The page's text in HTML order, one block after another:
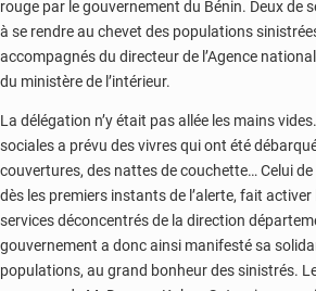
rouge par le gouvernement du Bénin. Deux de
à se rendre au chevet des populations
accompagnés du directeur de l’Agence
du ministère de l’intérieur.
La délégation n’y était pas allée les mains
sociales a prévu des vivres qui ont été
couvertures, des nattes de couchette… Celui
dès les premiers instants de l’alerte, fait
services déconcentrés de la direction
gouvernement a donc ainsi manifesté sa
populations, au grand bonheur des sinistrés.